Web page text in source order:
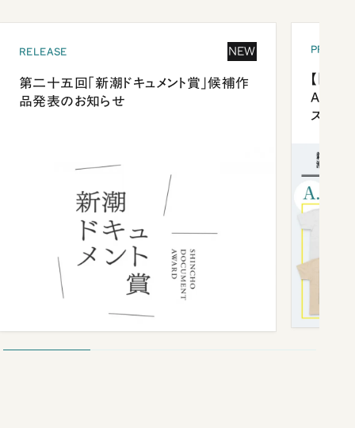
RELEASE NEW
第二十五回「新潮ドキュメント賞」候補作
品発表のお知らせ
【「新
ズプレ